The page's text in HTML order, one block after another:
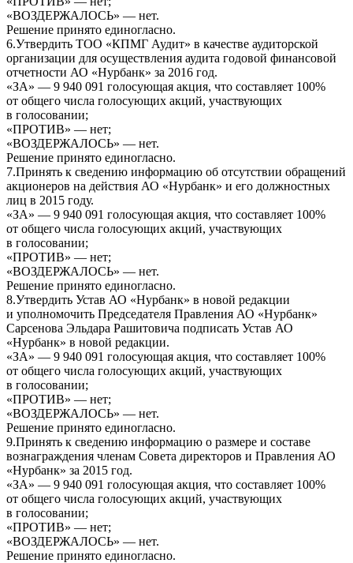
«ВОЗДЕРЖАЛОСЬ» — нет.
Решение принято единогласно.
6.Утвердить ТОО «КПМГ Аудит» в качестве аудиторской
организации для осуществления аудита годовой финансовой
отчетности АО «Нурбанк» за 2016 год.
«ЗА» — 9 940 091 голосующая акция, что составляет 100%
от общего числа голосующих акций, участвующих
в голосовании;
«ПРОТИВ» — нет;
«ВОЗДЕРЖАЛОСЬ» — нет.
Решение принято единогласно.
7.Принять к сведению информацию об отсутствии обращений
акционеров на действия АО «Нурбанк» и его должностных
лиц в 2015 году.
«ЗА» — 9 940 091 голосующая акция, что составляет 100%
от общего числа голосующих акций, участвующих
в голосовании;
«ПРОТИВ» — нет;
«ВОЗДЕРЖАЛОСЬ» — нет.
Решение принято единогласно.
8.Утвердить Устав АО «Нурбанк» в новой редакции
и уполномочить Председателя Правления АО «Нурбанк»
Сарсенова Эльдара Рашитовича подписать Устав АО
«Нурбанк» в новой редакции.
«ЗА» — 9 940 091 голосующая акция, что составляет 100%
от общего числа голосующих акций, участвующих
в голосовании;
«ПРОТИВ» — нет;
«ВОЗДЕРЖАЛОСЬ» — нет.
Решение принято единогласно.
9.Принять к сведению информацию о размере и составе
вознаграждения членам Совета директоров и Правления АО
«Нурбанк» за 2015 год.
«ЗА» — 9 940 091 голосующая акция, что составляет 100%
от общего числа голосующих акций, участвующих
в голосовании;
«ПРОТИВ» — нет;
«ВОЗДЕРЖАЛОСЬ» — нет.
Решение принято единогласно.